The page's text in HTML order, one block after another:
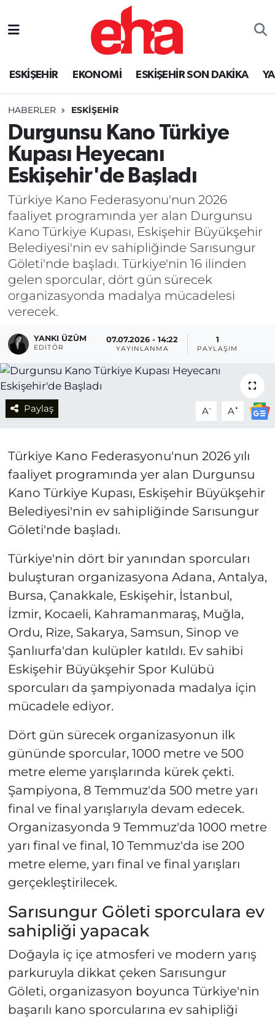
ESKİŞEHİR EKONOMİ ESKİŞEHİR SON DAKİKA
HABERLER ESKİŞEHİR
Durgunsu Kano Türkiye
Kupası Heyecanı
Eskişehir'de Başladı
Türkiye Kano Federasyonu'nun 2026
faaliyet programında yer alan Durgunsu
Kano Türkiye Kupası, Eskişehir Büyükşehir
Belediyesi'nin ev sahipliğinde Sarısungur
Göleti'nde başladı. Türkiye'nin 16 ilinden
gelen sporcular, dört gün sürecek
organizasyonda madalya mücadelesi
verecek.
YANKI ÜZÜM
EDITÖR
07.07.2026 - 14:22
YAYINLANMA
1
PAYLAŞIM
Paylaş A- A+
Türkiye Kano Federasyonu'nun 2026 yılı
faaliyet programında yer alan Durgunsu
Kano Türkiye Kupası, Eskişehir Büyükşehir
Belediyesi'nin ev sahipliğinde Sarısungur
Göleti'nde başladı.
Türkiye'nin dört bir yanından sporcuları
buluşturan organizasyona Adana, Antalya,
Bursa, Çanakkale, Eskişehir, İstanbul,
İzmir, Kocaeli, Kahramanmaraş, Muğla,
Ordu, Rize, Sakarya, Samsun, Sinop ve
Şanlıurfa'dan kulüpler katıldı. Ev sahibi
Eskişehir Büyükşehir Spor Kulübü
sporcuları da şampiyonada madalya için
mücadele ediyor.
Dört gün sürecek organizasyonun ilk
gününde sporcular, 1000 metre ve 500
metre eleme yarışlarında kürek çekti.
Şampiyona, 8 Temmuz'da 500 metre yarı
final ve final yarışlarıyla devam edecek.
Organizasyonda 9 Temmuz'da 1000 metre
yarı final ve final, 10 Temmuz'da ise 200
metre eleme, yarı final ve final yarışları
gerçekleştirilecek.
Sarısungur Göleti sporculara ev
sahipliği yapacak
Doğayla iç içe atmosferi ve modern yarış
parkuruyla dikkat çeken Sarısungur
Göleti, organizasyon boyunca Türkiye'nin
başarılı kano sporcularına ev sahipliği